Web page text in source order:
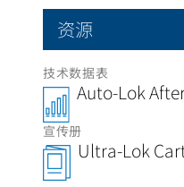
资源
技术数据表
Auto-Lok
宣传册
Ultra-Lok